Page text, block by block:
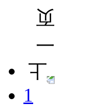
1